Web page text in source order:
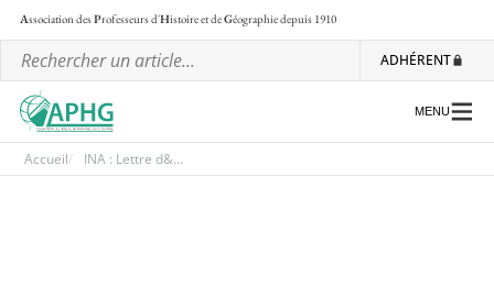
Association desProfesseurs d'Histoire et deGéographiedepuis 1910
ADHÉRENT
MENU
Accueil INA : Lettre d&...